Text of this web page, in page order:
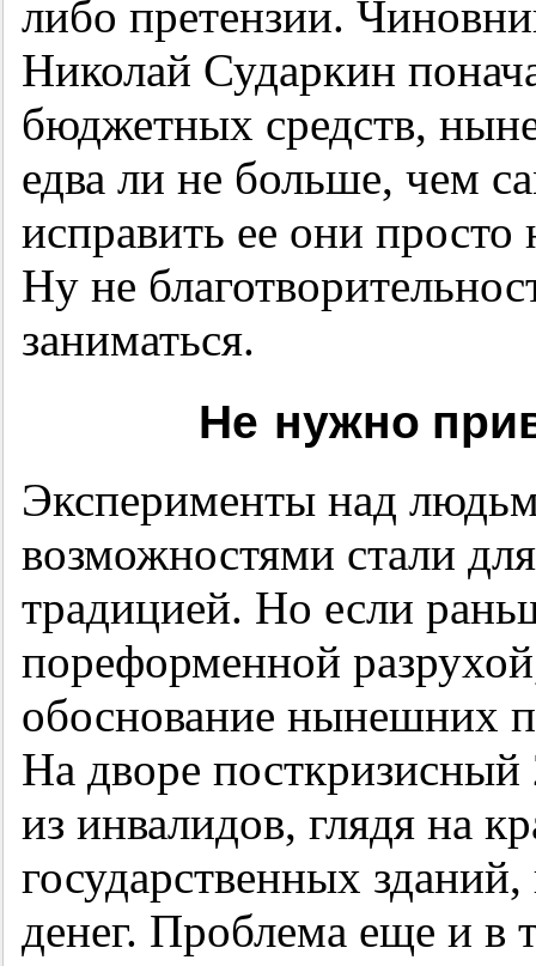
либо претензии.
Николай Сударкин
бюджетных средств,
едва ли не больше, чем
исправить ее они просто
Ну не
заниматься.
Не нужно
Эксперименты над
возможностями стали
традицией. Но если
пореформенной
обоснование нынешних
На дворе
из инвалидов, глядя на
государственных
денег. Проблема еще и в